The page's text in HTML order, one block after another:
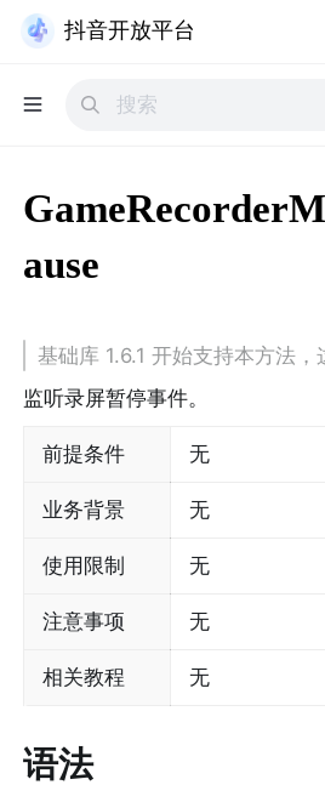
抖音开放平台
ause
基础库 1.6.1 开始支持本方法，
监听录屏暂停事件。
前提条件 无
业务背景 无
使用限制 无
注意事项 无
相关教程 无
语法